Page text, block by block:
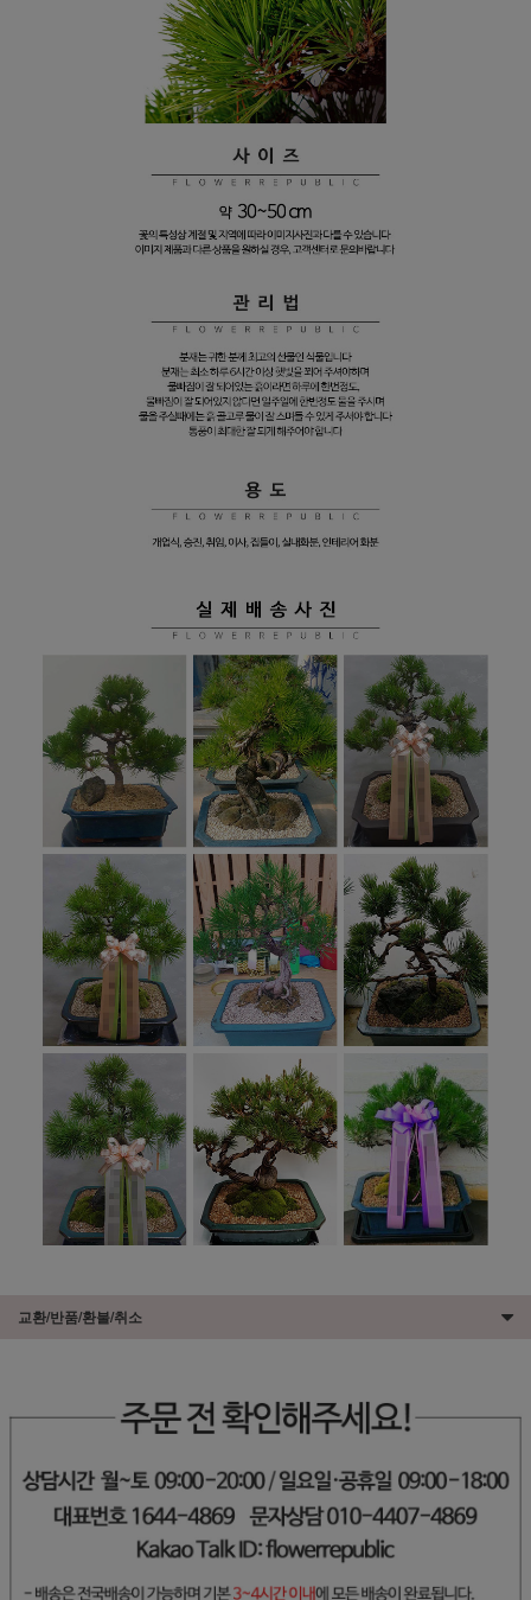
교환/반품/환불/취소